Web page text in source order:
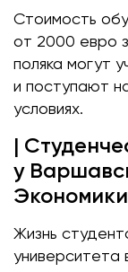
Стоимость
от 2000 евро
поляка могут
и поступают
условиях.
|
у
Экономики
Жизнь